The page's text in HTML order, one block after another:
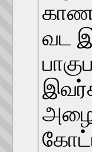
வட